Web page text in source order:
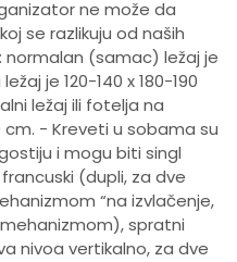
ne može da
se razlikuju od naših
(samac) ležaj je
je 120-140 x 180-190
ležaj ili fotelja na
cm. - Kreveti u sobama su
i mogu biti singl
(dupli, za dve
“na izvlačenje,
mehanizmom), spratni
nivoa vertikalno, za dve